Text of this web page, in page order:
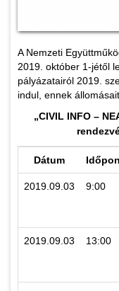
A Nemzeti
2019. október 1-jétől
pályázatairól 2019.
indul, ennek
„CIVIL INFO –
Dátum
2019.09.03 9:00
2019.09.03 13:00